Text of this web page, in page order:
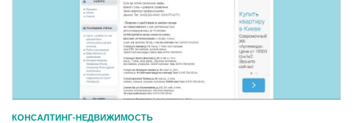
КОНСАЛТИНГ-НЕДВИЖИМОСТЬ